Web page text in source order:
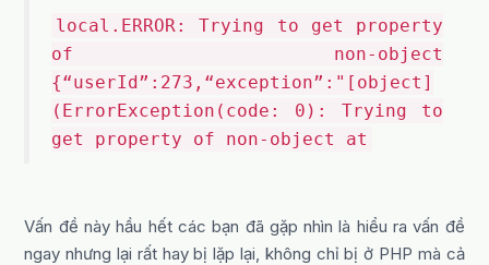
local.ERROR: Trying to get property
of non-object
{“userId”:273,“exception”:"[object]
(ErrorException(code: 0): Trying to
get property of non-object at
Vấn đề này hầu hết các bạn đã gặp nhìn là hiểu ra vấn đề
ngay nhưng lại rất hay bị lặp lại, không chỉ bị ở PHP mà cả